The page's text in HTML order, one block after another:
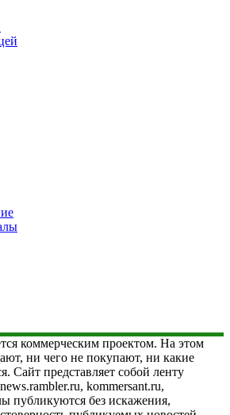
коммерческим проектом. На этом
ни чего не покупают, ни какие
Сайт представляет собой ленту
kommersant.ru,
публикуются без искажения,